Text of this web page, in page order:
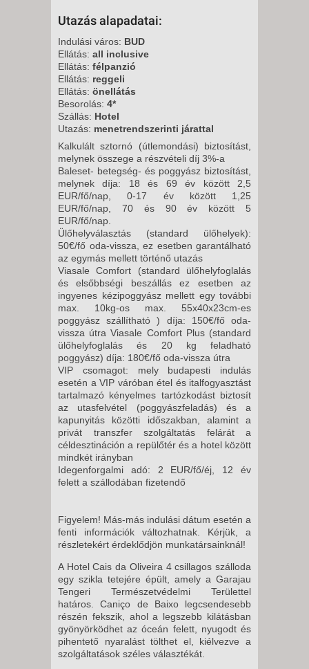
2026. OKTÓBER 05., HÉTFŐ -
8 NAP / 7 ÉJSZAKA
2026. OKTÓBER 05., HÉTFŐ -
12 NAP / 11 ÉJSZAKA
2026. OKTÓBER 09., PÉNTEK -
8 NAP / 7 ÉJSZAKA
2026. OKTÓBER 09., PÉNTEK -
11 NAP / 10 ÉJSZAKA
2026. OKTÓBER 12., HÉTFŐ -
12 NAP / 11 ÉJSZAKA
2026. OKTÓBER 12., HÉTFŐ -
8 NAP / 7 ÉJSZAKA
2026. OKTÓBER 16., PÉNTEK -
11 NAP / 10 ÉJSZAKA
2026. OKTÓBER 16., PÉNTEK -
8 NAP / 7 ÉJSZAKA
2026. OKTÓBER 19., HÉTFŐ -
8 NAP / 7 ÉJSZAKA
2026. OKTÓBER 19., HÉTFŐ -
12 NAP / 11 ÉJSZAKA
2026. OKTÓBER 23., PÉNTEK -
11 NAP / 10 ÉJSZAKA
2026. OKTÓBER 23., PÉNTEK -
8 NAP / 7 ÉJSZAKA
2026. OKTÓBER 26., HÉTFŐ -
8 NAP / 7 ÉJSZAKA
8 NAP / 7 ÉJSZAKA
2026. OKTÓBER 30., PÉNTEK -
8 NAP / 7 ÉJSZAKA
2026. OKTÓBER 30., PÉNTEK -
11 NAP / 10 ÉJSZAKA
2026. NOVEMBER 02., HÉTFŐ -
8 NAP / 7 ÉJSZAKA
2026. NOVEMBER 02., HÉTFŐ -
Utazás alapadatai:
Indulási város: BUD
Ellátás: all inclusive
Ellátás: félpanzió
Ellátás: reggeli
Ellátás: önellátás
Besorolás: 4*
Szállás: Hotel
Utazás: menetrendszerinti járattal
Kalkulált sztornó (útlemondási) biztosítást,
melynek összege a részvételi díj 3%-a
Baleset- betegség- és poggyász biztosítást,
melynek díja: 18 és 69 év között 2,5
EUR/fő/nap, 0-17 év között 1,25
EUR/fő/nap, 70 és 90 év között 5
EUR/fő/nap.
Ülőhelyválasztás (standard ülőhelyek):
50€/fő oda-vissza, ez esetben garantálható
az egymás mellett történő utazás
Viasale Comfort (standard ülőhelyfoglalás
és elsőbbségi beszállás ez esetben az
ingyenes kézipoggyász mellett egy további
max. 10kg-os max. 55x40x23cm-es
poggyász szállítható ) díja: 150€/fő oda-
vissza útra Viasale Comfort Plus (standard
ülőhelyfoglalás és 20 kg feladható
poggyász) díja: 180€/fő oda-vissza útra
VIP csomagot: mely budapesti indulás
esetén a VIP váróban étel és italfogyasztást
tartalmazó kényelmes tartózkodást biztosít
az utasfelvétel (poggyászfeladás) és a
kapunyitás közötti időszakban, alamint a
privát transzfer szolgáltatás felárát a
céldesztináción a repülőtér és a hotel között
mindkét irányban
Idegenforgalmi adó: 2 EUR/fő/éj, 12 év
felett a szállodában fizetendő
Figyelem! Más-más indulási dátum esetén a
fenti információk változhatnak. Kérjük, a
részletekért érdeklődjön munkatársainknál!
A Hotel Cais da Oliveira 4 csillagos szálloda
egy szikla tetejére épült, amely a Garajau
Tengeri Természetvédelmi Területtel
határos. Caniço de Baixo legcsendesebb
részén fekszik, ahol a legszebb kilátásban
gyönyörködhet az óceán felett, nyugodt és
pihentető nyaralást tölthet el, kiélvezve a
szolgáltatások széles választékát.